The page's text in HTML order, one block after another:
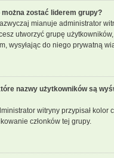
można zostać liderem grupy?
mianuje administrator
utworzyć grupę
wysyłając do niego prywatną
nazwy użytkowników są
witryny przypisał kolor
członków tej grupy.